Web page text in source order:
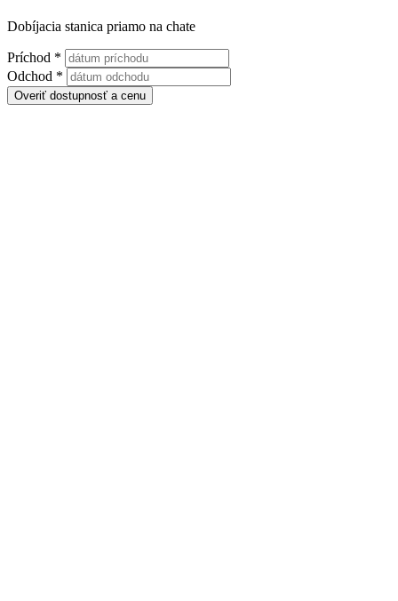
Dobíjacia stanica priamo na chate
Príchod *
Odchod *
Overiť dostupnosť a cenu